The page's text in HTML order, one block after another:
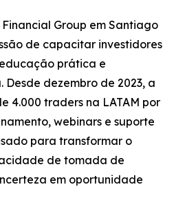
Group em Santiago
de capacitar investidores
prática e
dezembro de 2023, a
4.000 traders na LATAM por
webinars e suporte
para transformar o
de tomada de
em oportunidade